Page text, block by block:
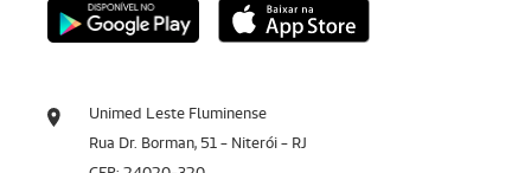
Unimed Leste Fluminense
Rua Dr. Borman, 51 - Niterói - RJ